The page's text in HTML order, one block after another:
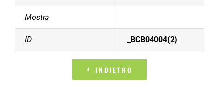
Mostra
ID _BCB04004(2)
INDIETRO